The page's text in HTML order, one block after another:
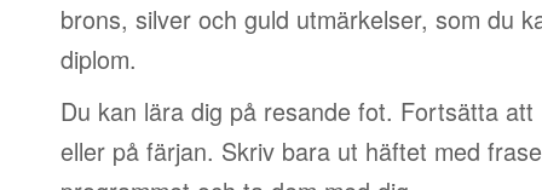
brons, silver och guld utmärkelser, som du
diplom.
Du kan lära dig på resande fot. Fortsätta
eller på färjan. Skriv bara ut häftet med